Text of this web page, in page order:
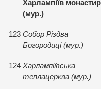
Харлампiїв монастир
(мур.)
123 Собор Рiздва
Богородицi (мур.)
124 Харлампiївська
теплацерква (мур.)